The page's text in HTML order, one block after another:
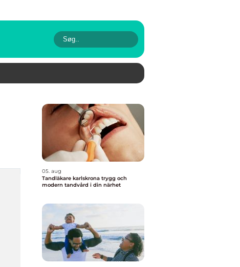
05. aug
Tandläkare karlskrona trygg och
modern tandvård i din närhet